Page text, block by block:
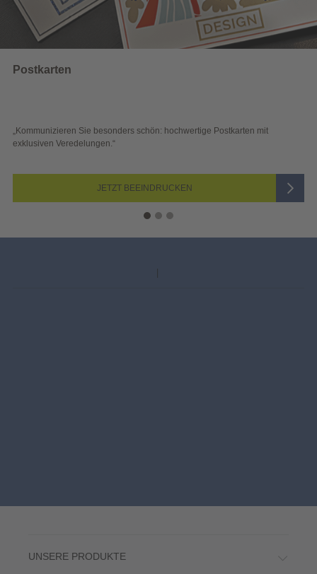
schön: hochwertige Postkarten mit
„Sichtbar und wirkungsvoll –
UNSERE PRODUKTE